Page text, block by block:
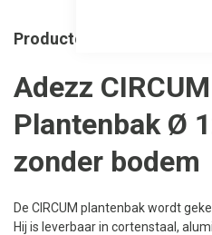
Productomschrijving
Adezz
Plantenbak Ø
zonder bodem
De CIRCUM plantenbak wordt
Hij is leverbaar in cortenstaal,